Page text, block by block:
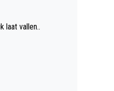
laat vallen..